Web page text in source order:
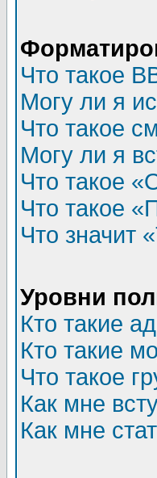
Что такое
Могу ли я
Что такое
Могу ли я
Что такое
Что такое
Что значит
Уровни
Кто такие
Кто такие
Что такое
Как мне
Как мне